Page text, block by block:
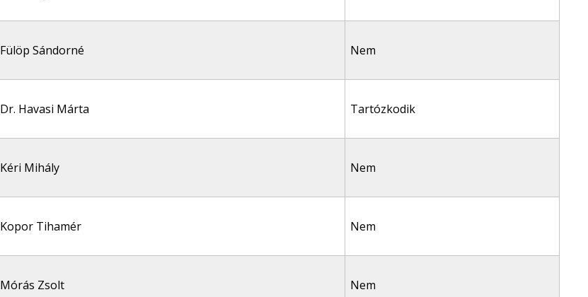
Fülöp Sándorné Nem
Dr. Havasi Márta Tartózkodik
Kéri Mihály Nem
Kopor Tihamér Nem
Mórás Zsolt Nem